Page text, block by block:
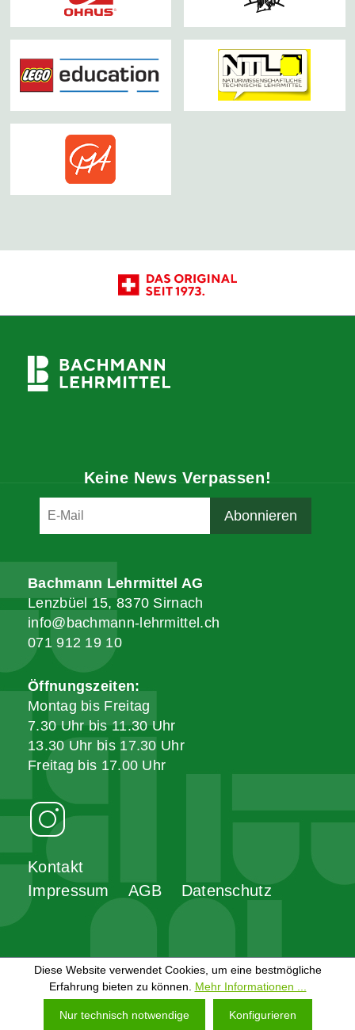
Keine News Verpassen!
Kontakt
Impressum
AGB Datenschutz
Bachmann Lehrmittel AG
Lenzbüel 15, 8370 Sirnach
info@bachmann-lehrmittel.ch
071 912 19 10
Öffnungszeiten:
Montag bis Freitag
7.30 Uhr bis 11.30 Uhr
13.30 Uhr bis 17.30 Uhr
Freitag bis 17.00 Uhr
Diese Website verwendet Cookies, um eine bestmögliche
Erfahrung bieten zu können. Mehr Informationen ...
Nur technisch notwendige Konfigurieren